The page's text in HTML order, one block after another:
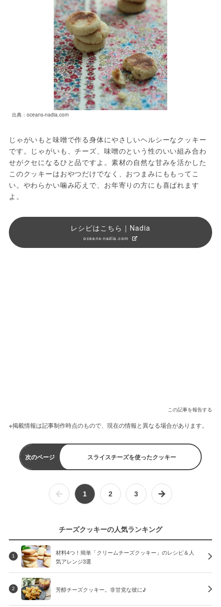
出典：oceans-nadia.com
じゃがいもと味噌で作る身体にやさしいヘルシーなクッキー
です。じゃがいも、チーズ、味噌のという性のいい組み合わ
せがクセになるひと品ですよ。素材の自然な甘みを活かした
このクッキーはおやつだけでなく、おつまみにももってこ
い。やわらかい噛み応えで、お年寄りの方にも喜ばれます
よ。
レシピはこちら｜Nadia
oceans-nadia.com
この記事を報告する
※掲載情報は記事制作時点のもので、現在の情報と異なる場合があります。
次のページ スライスチーズを使ったクッキー
1 2 3
チーズクッキーの人気ランキング
1
材料4つ！簡単「クリームチーズクッキー」のレシピ＆人
気アレンジ3選
2 芳醇チーズクッキー。非甘党な彼に♪